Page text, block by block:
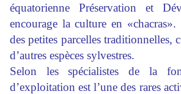
équatorienne Préservation et
encourage la culture en «chacras».
des petites parcelles traditionnelles,
d’autres espèces sylvestres.
Selon les spécialistes de la
d’exploitation est l’une des rares